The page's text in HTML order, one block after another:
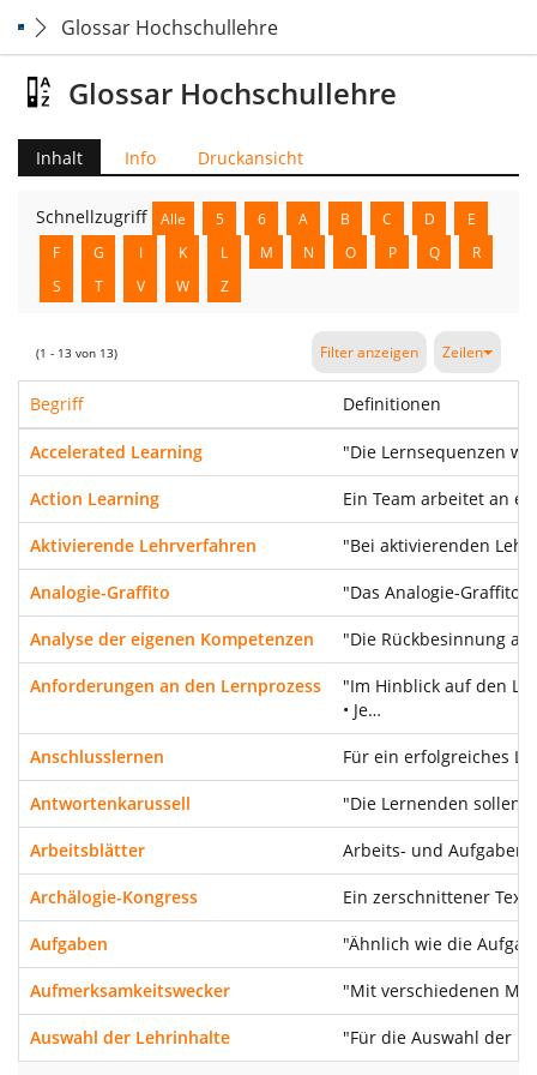
Glossar Hochschullehre
Glossar Hochschullehre
Inhalt Info Druckansicht
Schnellzugriff Alle 5 6 A B C D
E
F
G I K L M N O P Q
R
S
T V W Z
(1 - 13 von 13) Filter anzeigen Zeilen
Begriff Definitionen
Accelerated Learning "Die Lernsequenzen
Action Learning Ein Team arbeitet an
Aktivierende Lehrverfahren "Bei aktivierenden
Analogie-Graffito "Das Analogie-Graffito
Analyse der eigenen Kompetenzen "Die Rückbesinnung
Anforderungen an den Lernprozess
"Im Hinblick auf den
• Je…
Anschlusslernen Für ein erfolgreiches
Antwortenkarussell "Die Lernenden sollen
Arbeitsblätter Arbeits- und
Archälogie-Kongress Ein zerschnittener
Aufgaben "Ähnlich wie die
Aufmerksamkeitswecker "Mit verschiedenen
Auswahl der Lehrinhalte "Für die Auswahl der